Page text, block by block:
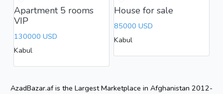
Apartment 5 rooms
VIP
130000 USD
Kabul
House for sale
85000 USD
Kabul
AzadBazar.af is the Largest Marketplace in Afghanistan 2012-